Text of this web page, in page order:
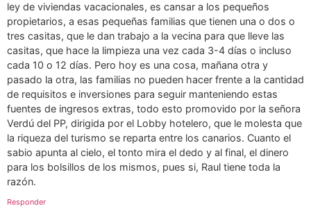
ley de viviendas vacacionales, es cansar a los pequeños
propietarios, a esas pequeñas familias que tienen una o dos o
tres casitas, que le dan trabajo a la vecina para que lleve las
casitas, que hace la limpieza una vez cada 3-4 días o incluso
cada 10 o 12 días. Pero hoy es una cosa, mañana otra y
pasado la otra, las familias no pueden hacer frente a la cantidad
de requisitos e inversiones para seguir manteniendo estas
fuentes de ingresos extras, todo esto promovido por la señora
Verdú del PP, dirigida por el Lobby hotelero, que le molesta que
la riqueza del turismo se reparta entre los canarios. Cuanto el
sabio apunta al cielo, el tonto mira el dedo y al final, el dinero
para los bolsillos de los mismos, pues si, Raul tiene toda la
razón.
Responder